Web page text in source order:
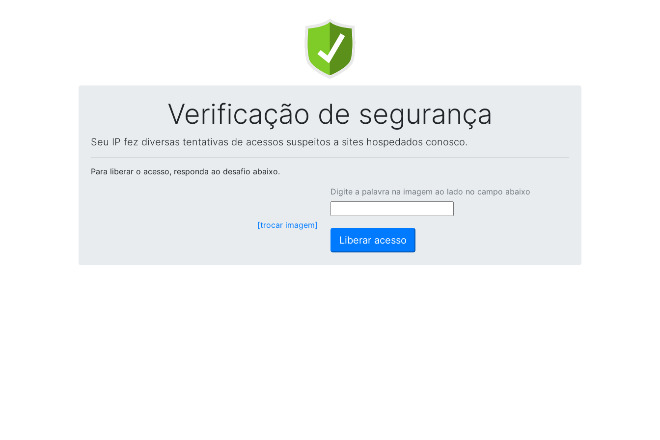
Verificação de segurança
Seu IP fez diversas tentativas de acessos suspeitos a sites hospedados conosco.
Para liberar o acesso, responda ao desafio abaixo.
[trocar imagem]
Digite a palavra na imagem ao lado no campo abaixo